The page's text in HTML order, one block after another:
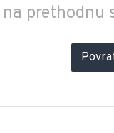
prethodnu